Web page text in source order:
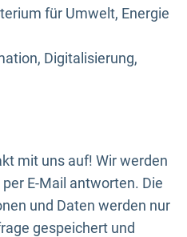
für Umwelt, Energie
Digitalisierung,
mit uns auf! Wir werden
E-Mail antworten. Die
und Daten werden nur
gespeichert und